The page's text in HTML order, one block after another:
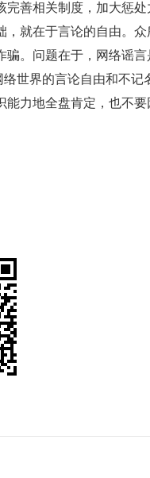
善相关制度，加大惩
在于言论的自由。众
。问题在于，网络谣
络世界的言论自由和
力地全盘肯定，也不